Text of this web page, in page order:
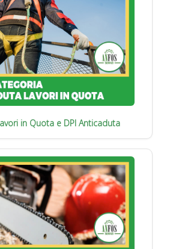
in Quota e DPI Anticaduta